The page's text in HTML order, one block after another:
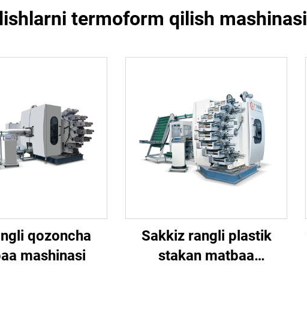
termoform qilish mashinasi
qozoncha
mashinasi
Sakkiz rangli plastik
stakan matbaa